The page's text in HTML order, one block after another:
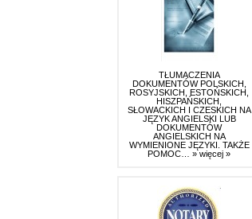
TŁUMACZENIA
DOKUMENTÓW POLSKICH,
ROSYJSKICH, ESTOŃSKICH,
HISZPAŃSKICH,
SŁOWACKICH I CZESKICH NA
JĘZYK ANGIELSKI LUB
DOKUMENTÓW
ANGIELSKICH NA
WYMIENIONE JĘZYKI. TAKŻE
POMOC… » więcej »